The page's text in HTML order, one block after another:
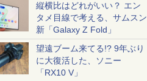
縦横比はどれがいい？ エン
タメ目線で考える、サムスン
新「Galaxy Z Fold」
望遠ブーム来てる!? 9年ぶり
に大復活した、ソニー
「RX10 V」